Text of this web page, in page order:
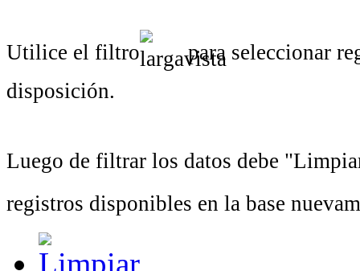
Utilice el filtro
para seleccionar
disposición.
Luego de filtrar los datos debe
registros disponibles en la base